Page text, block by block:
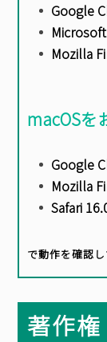
メディア掲載
BASICオンデ
参加申込
マイページ
Google
Mozilla
macOSを
Google
Mozilla
Safari
で動作を確認し
著作権